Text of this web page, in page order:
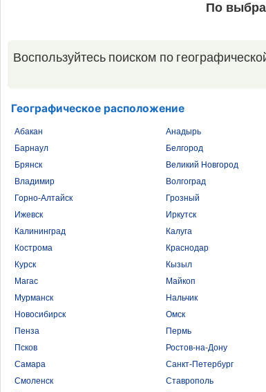
По
Воспользуйтесь поиском по
Географическое расположение
Абакан Анадырь
Барнаул
Белгород
Брянск
Великий Новгород
Владимир
Волгоград
Горно-Алтайск
Грозный
Ижевск
Иркутск
Калининград
Калуга
Кострома
Краснодар
Курск
Кызыл
Магас
Майкоп
Мурманск
Нальчик
Новосибирск
Омск
Пенза
Пермь
Псков
Ростов-на-Дону
Самара
Санкт-Петербург
Смоленск
Ставрополь